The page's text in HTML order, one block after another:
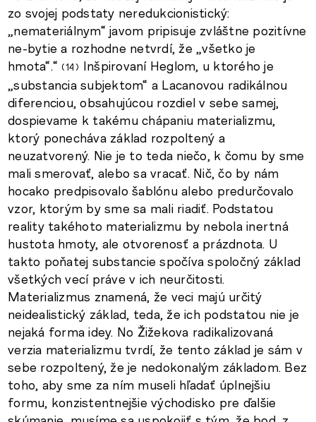
zo svojej podstaty neredukcionistický:
„nemateriálnym“ javom pripisuje zvláštne pozitívne
ne-bytie a rozhodne netvrdí, že „všetko je
hmota“.“
14
Inšpirovaní Heglom, u ktorého je
„substancia subjektom“ a Lacanovou radikálnou
diferenciou, obsahujúcou rozdiel v sebe samej,
dospievame k takému chápaniu materializmu,
ktorý ponecháva základ rozpoltený a
neuzatvorený. Nie je to teda niečo, k čomu by sme
mali smerovať, alebo sa vracať. Nič, čo by nám
hocako predpisovalo šablónu alebo predurčovalo
vzor, ktorým by sme sa mali riadiť. Podstatou
reality takéhoto materializmu by nebola inertná
hustota hmoty, ale otvorenosť a prázdnota. U
takto poňatej substancie spočíva spoločný základ
všetkých vecí práve v ich neurčitosti.
Materializmus znamená, že veci majú určitý
neidealistický základ, teda, že ich podstatou nie je
nejaká forma idey. No Žižekova radikalizovaná
verzia materializmu tvrdí, že tento základ je sám v
sebe rozpoltený, že je nedokonalým základom. Bez
toho, aby sme za ním museli hľadať úplnejšiu
formu, konzistentnejšie východisko pre ďalšie